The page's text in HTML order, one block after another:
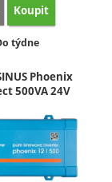
250VA 24V' k
Přidat 'Měnič napětí
Koupit
týdne
Phoenix
500VA 24V